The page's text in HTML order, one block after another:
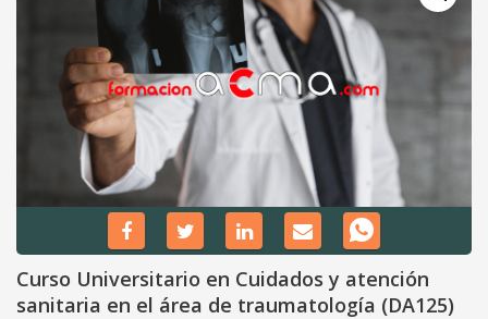
Curso Universitario en Cuidados y atención
sanitaria en el área de traumatología (DA125)